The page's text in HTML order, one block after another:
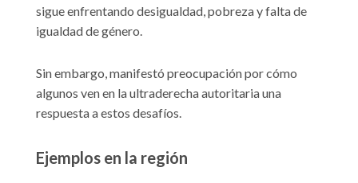
sigue enfrentando desigualdad, pobreza y falta de
igualdad de género.
Sin embargo, manifestó preocupación por cómo
algunos ven en la ultraderecha autoritaria una
respuesta a estos desafíos.
Ejemplos en la región